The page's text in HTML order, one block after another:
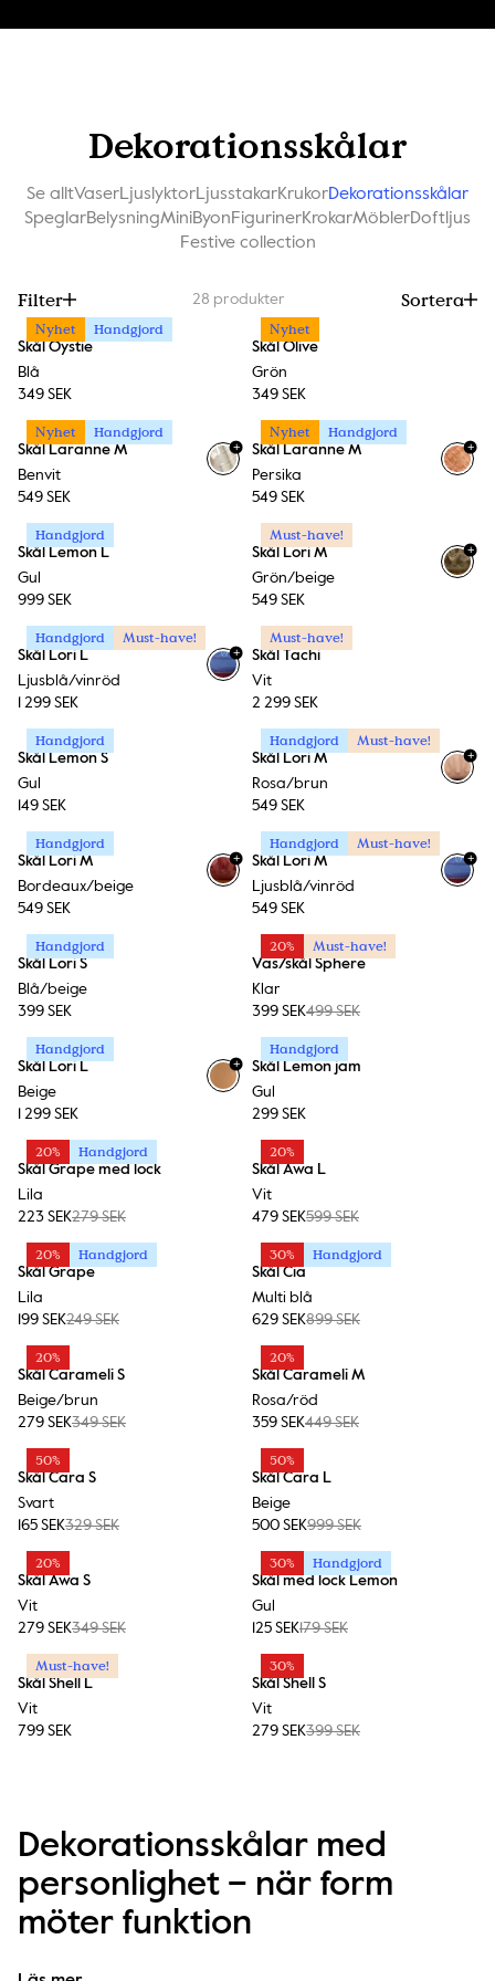
Dekorationsskålar
Se alltVaserLjuslyktorLjusstakarKrukorDekorationsskålar
SpeglarBelysningMiniByonFigurinerKrokarMöblerDoftljus
Festive collection
Filter Sortera
28 produkter
Nyhet Handgjord
Skål Oystie
Blå
349 SEK
Nyhet
Skål Olive
Grön
349 SEK
Nyhet Handgjord
Skål Laranne M
Benvit
549 SEK
+
Nyhet Handgjord
Skål Laranne M
Persika
549 SEK
+
Handgjord
Skål Lemon L
Gul
999 SEK
Must-have!
Skål Lori M
Grön/beige
549 SEK
+
Handgjord Must-have!
Skål Lori L
Ljusblå/vinröd
1 299 SEK
+
Must-have!
Skål Tachi
Vit
2 299 SEK
Handgjord
Skål Lemon S
Gul
149 SEK
Handgjord Must-have!
Skål Lori M
Rosa/brun
549 SEK
+
Handgjord
Skål Lori M
Bordeaux/beige
549 SEK
+
Handgjord Must-have!
Skål Lori M
Ljusblå/vinröd
549 SEK
+
Handgjord
Skål Lori S
Blå/beige
399 SEK
20% Must-have!
Vas/skål Sphere
Klar
399 SEK499 SEK
Handgjord
Skål Lori L
Beige
1 299 SEK
+
Handgjord
Skål Lemon jam
Gul
299 SEK
20% Handgjord
Skål Grape med lock
Lila
223 SEK279 SEK
20%
Skål Awa L
Vit
479 SEK599 SEK
20% Handgjord
Skål Grape
Lila
199 SEK249 SEK
30% Handgjord
Skål Cia
Multi blå
629 SEK899 SEK
20%
Skål Carameli S
Beige/brun
279 SEK349 SEK
20%
Skål Carameli M
Rosa/röd
359 SEK449 SEK
50%
Skål Cara S
Svart
165 SEK329 SEK
50%
Skål Cara L
Beige
500 SEK999 SEK
20%
Skål Awa S
Vit
279 SEK349 SEK
30% Handgjord
Skål med lock Lemon
Gul
125 SEK179 SEK
Must-have!
Skål Shell L
Vit
799 SEK
30%
Skål Shell S
Vit
279 SEK399 SEK
Dekorationsskålar med
personlighet – när form
möter funktion
Hos Byon är dekorationsskålar mer än bara detaljer –